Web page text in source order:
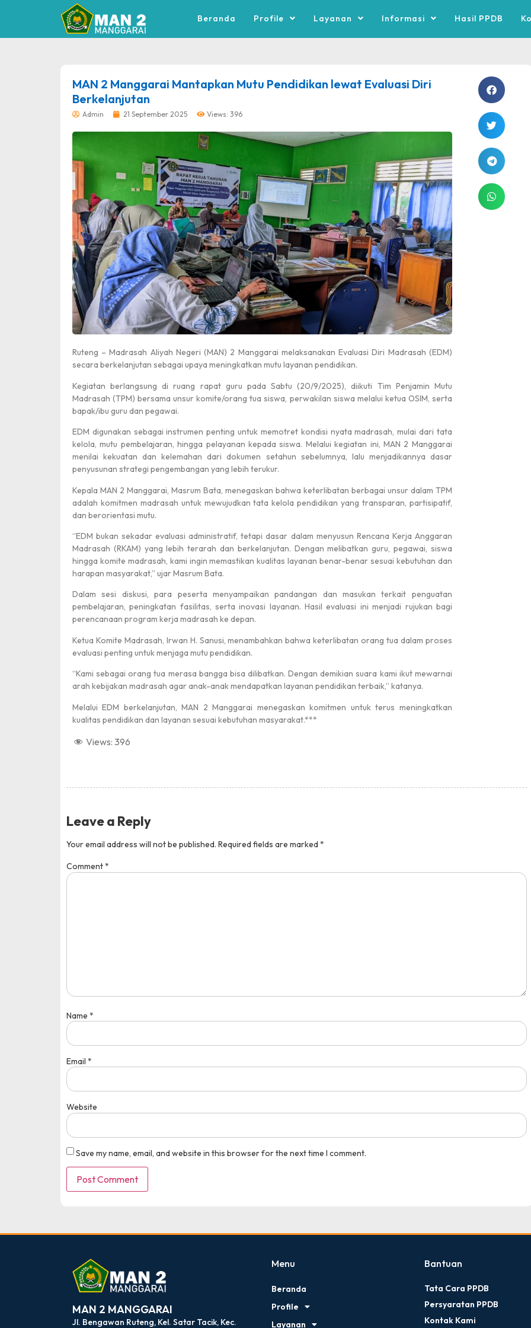
Beranda Profile Layanan Informasi Hasil PPDB
MAN 2 Manggarai Mantapkan Mutu Pendidikan lewat Evaluasi Diri
Berkelanjutan
Admin 21 September 2025 Views: 396
Ruteng – Madrasah Aliyah Negeri (MAN) 2 Manggarai melaksanakan Evaluasi Diri Madrasah (EDM)
secara berkelanjutan sebagai upaya meningkatkan mutu layanan pendidikan.
Kegiatan berlangsung di ruang rapat guru pada Sabtu (20/9/2025), diikuti Tim Penjamin Mutu
Madrasah (TPM) bersama unsur komite/orang tua siswa, perwakilan siswa melalui ketua OSIM, serta
bapak/ibu guru dan pegawai.
EDM digunakan sebagai instrumen penting untuk memotret kondisi nyata madrasah, mulai dari tata
kelola, mutu pembelajaran, hingga pelayanan kepada siswa. Melalui kegiatan ini, MAN 2 Manggarai
menilai kekuatan dan kelemahan dari dokumen setahun sebelumnya, lalu menjadikannya dasar
penyusunan strategi pengembangan yang lebih terukur.
Kepala MAN 2 Manggarai, Masrum Bata, menegaskan bahwa keterlibatan berbagai unsur dalam TPM
adalah komitmen madrasah untuk mewujudkan tata kelola pendidikan yang transparan, partisipatif,
dan berorientasi mutu.
“EDM bukan sekadar evaluasi administratif, tetapi dasar dalam menyusun Rencana Kerja Anggaran
Madrasah (RKAM) yang lebih terarah dan berkelanjutan. Dengan melibatkan guru, pegawai, siswa
hingga komite madrasah, kami ingin memastikan kualitas layanan benar-benar sesuai kebutuhan dan
harapan masyarakat,” ujar Masrum Bata.
Dalam sesi diskusi, para peserta menyampaikan pandangan dan masukan terkait penguatan
pembelajaran, peningkatan fasilitas, serta inovasi layanan. Hasil evaluasi ini menjadi rujukan bagi
perencanaan program kerja madrasah ke depan.
Ketua Komite Madrasah, Irwan H. Sanusi, menambahkan bahwa keterlibatan orang tua dalam proses
evaluasi penting untuk menjaga mutu pendidikan.
“Kami sebagai orang tua merasa bangga bisa dilibatkan. Dengan demikian suara kami ikut mewarnai
arah kebijakan madrasah agar anak-anak mendapatkan layanan pendidikan terbaik,” katanya.
Melalui EDM berkelanjutan, MAN 2 Manggarai menegaskan komitmen untuk terus meningkatkan
kualitas pendidikan dan layanan sesuai kebutuhan masyarakat.***
Views: 396
Leave a Reply
Your email address will not be published. Required fields are marked *
Comment*
Name *
Email *
Website
Save my name, email, and website in this browser for the next time I comment.
#
Selamat Hari Pahlawan Nasional TELAH DIBUKA PENDAFTARAN MURID B...
pusatprestasi.id
pusatprestasi.id
MAN 2 MANGGARAI
Jl. Bengawan Ruteng, Kel. Satar Tacik, Kec.
Menu
Beranda
Profile
Layanan
Bantuan
Tata Cara PPDB
Persyaratan PPDB
Kontak Kami